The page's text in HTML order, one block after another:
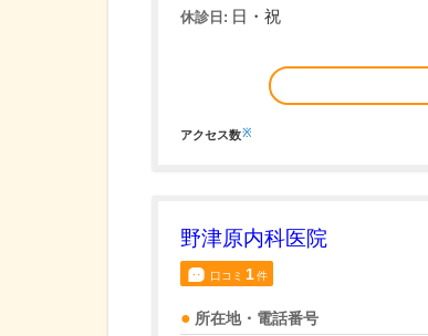
休診日: 日・祝
アクセス数※
野津原内科医院
口コミ 1件
所在地・電話番号